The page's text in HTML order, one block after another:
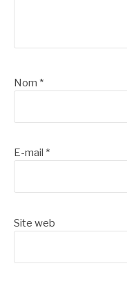
Nom *
E-mail *
Site web